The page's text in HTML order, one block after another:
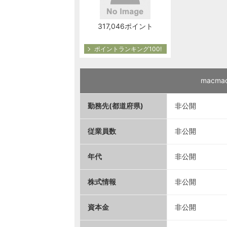
317,046ポイント
ポイントランキング100!
勤務先(都道府県) 非公開
従業員数 非公開
年代 非公開
株式情報 非公開
資本金 非公開